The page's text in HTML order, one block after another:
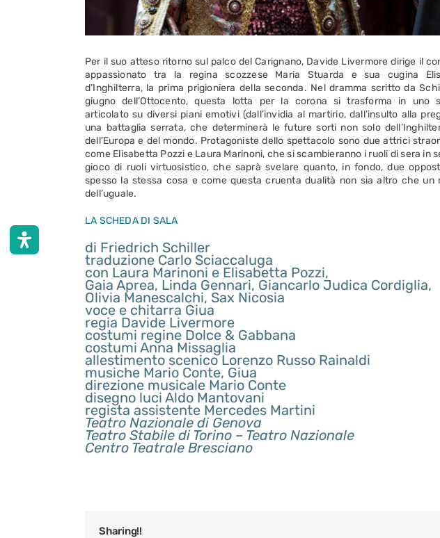
Per il suo atteso ritorno sul palco del Carignano, Davide Livermore dirige il
appassionato tra la regina scozzese Maria Stuarda e sua cugina
d’Inghilterra, la prima prigioniera della seconda. Nel dramma scritto da
giugno dell’Ottocento, questa lotta per la corona si trasforma in uno
articolato su diversi piani emotivi (dall’invidia al martirio, dall’insulto alla
una battaglia serrata, che determinerà le future sorti non solo
dell’Europa e del mondo. Protagoniste dello spettacolo sono due attrici
come Elisabetta Pozzi e Laura Marinoni, che si scambieranno i ruoli di sera in
gioco di ruoli virtuosistico, che saprà svelare quanto, in fondo, due
spesso la stessa cosa e come questa cruenta dualità non sia altro che un
dell’uguale.
LA SCHEDA DI SALA
di Friedrich Schiller
traduzione Carlo Sciaccaluga
con Laura Marinoni e Elisabetta Pozzi,
Gaia Aprea, Linda Gennari, Giancarlo Judica Cordiglia,
Olivia Manescalchi, Sax Nicosia
voce e chitarra Giua
regia Davide Livermore
costumi regine Dolce & Gabbana
costumi Anna Missaglia
allestimento scenico Lorenzo Russo Rainaldi
musiche Mario Conte, Giua
direzione musicale Mario Conte
disegno luci Aldo Mantovani
regista assistente Mercedes Martini
Teatro Nazionale di Genova
Teatro Stabile di Torino – Teatro Nazionale
Centro Teatrale Bresciano
Sharing!!